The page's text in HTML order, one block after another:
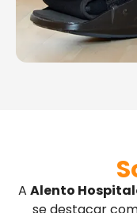
A Alento